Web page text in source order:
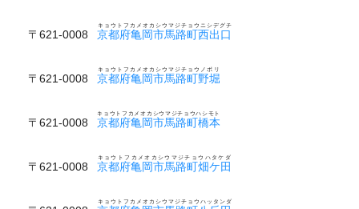
〒621-0008 京都府亀岡市馬路町西出口
キョウトフカメオカシウマジチョウニシデグチ
〒621-0008 京都府亀岡市馬路町野堀
キョウトフカメオカシウマジチョウノボリ
〒621-0008 京都府亀岡市馬路町橋本
キョウトフカメオカシウマジチョウハシモト
〒621-0008 京都府亀岡市馬路町畑ケ田
キョウトフカメオカシウマジチョウハタケダ
キョウトフカメオカシウマジチョウハッタンダ